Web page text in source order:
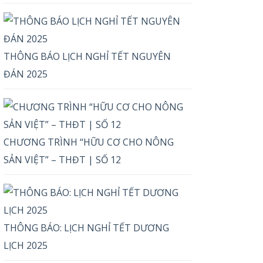
THÔNG BÁO LỊCH NGHỈ TẾT NGUYÊN
ĐÁN 2025
CHƯƠNG TRÌNH “HỮU CƠ CHO NÔNG
SẢN VIỆT” – THĐT | SỐ 12
THÔNG BÁO: LỊCH NGHỈ TẾT DƯƠNG
LỊCH 2025